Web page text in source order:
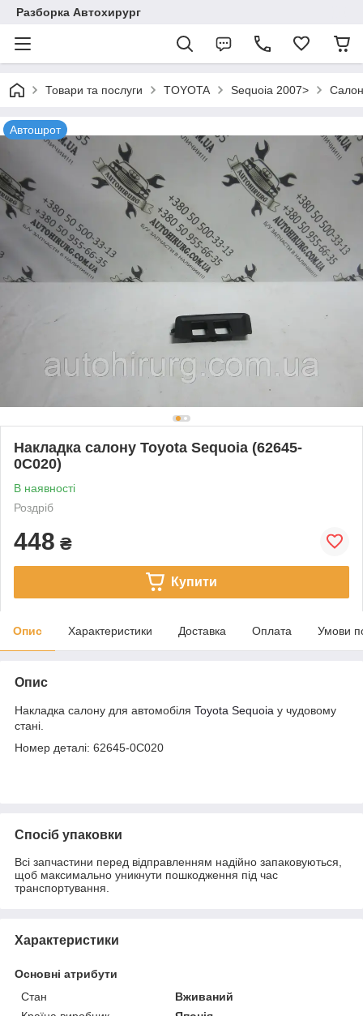
Разборка Автохирург
Товари та послуги TOYOTA Sequoia 2007>
Автошрот
Накладка салону Toyota Sequoia (62645-
0C020)
В наявності
Роздріб
448 ₴
Купити
Опис Характеристики Доставка Оплата Умови
Опис
Накладка салону для автомобіля Toyota Sequoia у чудовому
стані.
Номер деталі: 62645-0C020
Спосіб упаковки
Всі запчастини перед відправленням надійно запаковуються,
щоб максимально уникнути пошкодження під час
транспортування.
Характеристики
Основні атрибути
Стан
Вживаний